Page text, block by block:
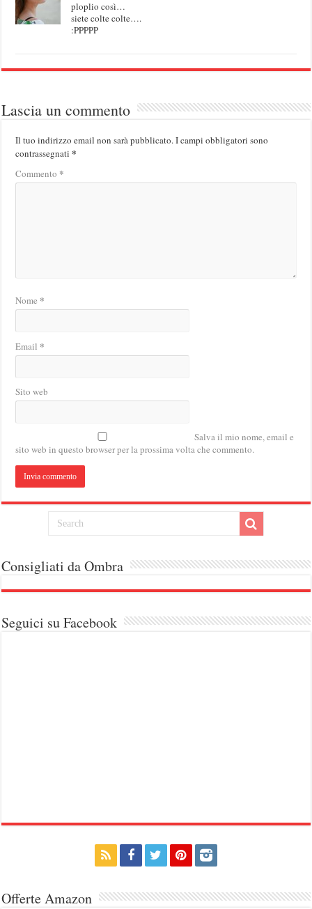
ploplio così…
siete colte colte….
:PPPPP
Lascia un commento
Il tuo indirizzo email non sarà pubblicato.I campi obbligatori sono
contrassegnati*
Commento *
Nome *
Email *
Sito web
Salva il mio nome, email e
sito web in questo browser per la prossima volta che commento.
Consigliati da Ombra
Seguici su Facebook
Offerte Amazon